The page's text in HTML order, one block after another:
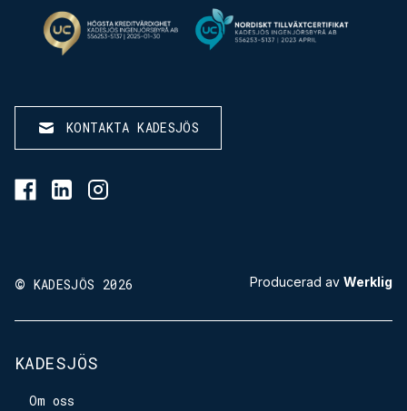
KONTAKTA KADESJÖS
BESÖK KADESJÖS PÅ FACEBOOK
BESÖK KADESJÖS PÅ LINKEDIN
BESÖK KADESJÖS PÅ INSTAGRAM
© KADESJÖS 2026 Producerad av Werklig
KADESJÖS
Om oss